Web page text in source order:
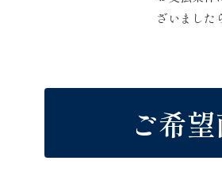
ざいました
ご希